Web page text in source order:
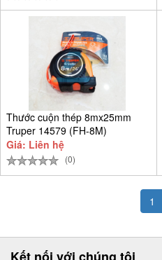
Thước cuộn thép 8mx25mm
Truper 14579 (FH-8M)
Giá: Liên hệ
(0)
1
Kết nối với chúng tôi